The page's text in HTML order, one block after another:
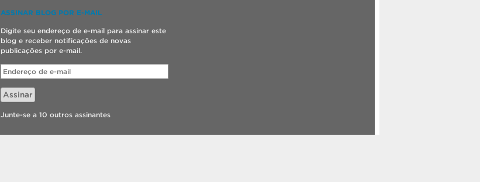
ASSINAR BLOG POR E-MAIL
Digite seu endereço de e-mail para assinar este
blog e receber notificações de novas
publicações por e-mail.
Endereço
de
e-
mail
Assinar
Junte-se a 10 outros assinantes